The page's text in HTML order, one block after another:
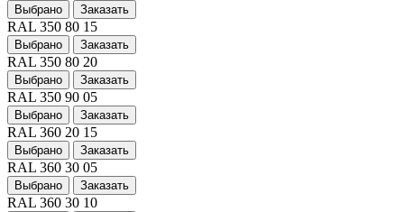
Выбрано Заказать
RAL 350 80 15
Выбрано Заказать
RAL 350 80 20
Выбрано Заказать
RAL 350 90 05
Выбрано Заказать
RAL 360 20 15
Выбрано Заказать
RAL 360 30 05
Выбрано Заказать
RAL 360 30 10